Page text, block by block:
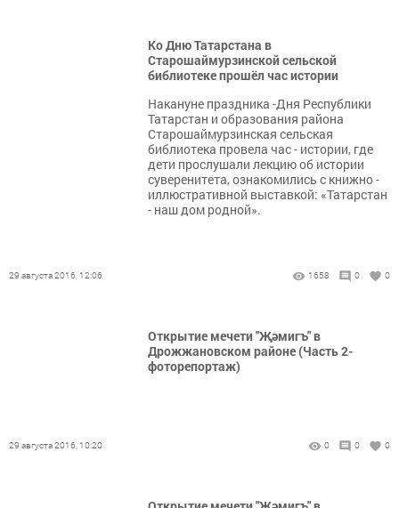
Ко Дню Татарстана в
Старошаймурзинской сельской
библиотеке прошёл час истории
Накануне праздника -Дня Республики
Татарстан и образования района
Старошаймурзинская сельская
библиотека провела час - истории, где
дети прослушали лекцию об истории
суверенитета, ознакомились с книжно -
иллюстративной выставкой: «Татарстан
- наш дом родной».
29 августа 2016, 12:06 1658 0 0
Открытие мечети "Җәмигъ" в
Дрожжановском районе (Часть 2-
фоторепортаж)
29 августа 2016, 10:20 0 0 0